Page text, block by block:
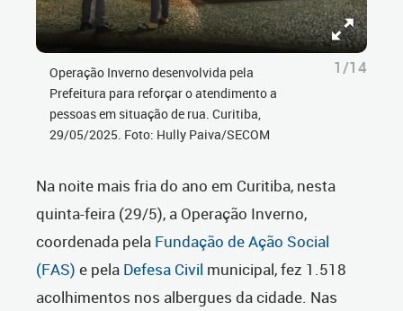
Operação Inverno desenvolvida pela
Prefeitura para reforçar o atendimento a
pessoas em situação de rua. Curitiba,
29/05/2025. Foto: Hully Paiva/SECOM
1/14
Na noite mais fria do ano em Curitiba, nesta
quinta-feira (29/5), a Operação Inverno,
coordenada pela Fundação de Ação Social
(FAS) e pela Defesa Civil municipal, fez 1.518
acolhimentos nos albergues da cidade. Nas